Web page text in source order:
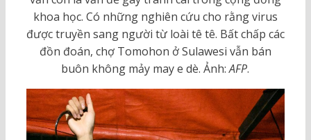
khoa học. Có những nghiên cứu cho rằng virus
được truyền sang người từ loài tê tê. Bất chấp các
đồn đoán, chợ Tomohon ở Sulawesi vẫn bán
buôn không mảy may e dè. Ảnh:AFP.